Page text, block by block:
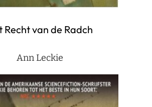
Recht van de Radch
Ann Leckie